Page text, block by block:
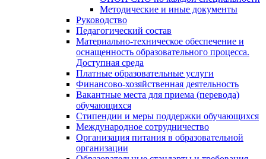
Методические и иные документы
Руководство
Педагогический состав
Материально-техническое обеспечение и
оснащенность образовательного процесса.
Доступная среда
Платные образовательные услуги
Финансово-хозяйственная деятельность
Вакантные места для приема (перевода)
обучающихся
Стипендии и меры поддержки обучающихся
Международное сотрудничество
Организация питания в образовательной
организации